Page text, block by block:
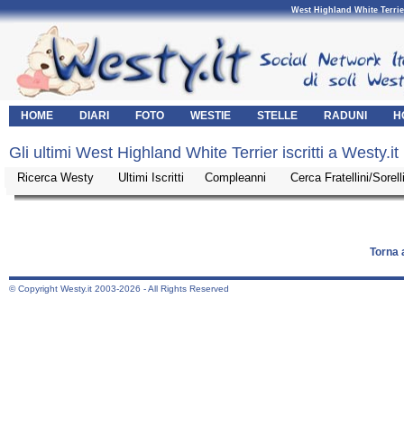
West Highland White
HOME DIARI FOTO WESTIE STELLE RADUNI
Gli ultimi West Highland White Terrier iscritti a Westy.it
Ricerca Westy Ultimi Iscritti Compleanni Cerca Fratellini/
Torna
© Copyright Westy.it 2003-2026 - All Rights Reserved